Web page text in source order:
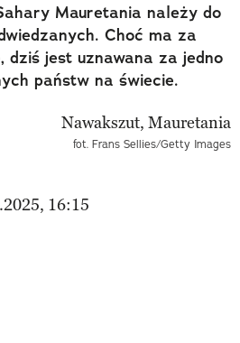
Mauretania należy do
Choć ma za
dziś jest uznawana za jedno
państw na świecie.
fot. Frans Sellies/Getty Images
16:15